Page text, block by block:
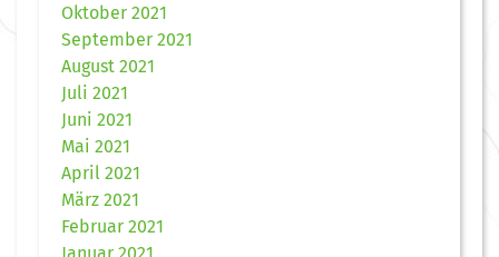
Oktober 2021
September 2021
August 2021
Juli 2021
Juni 2021
Mai 2021
April 2021
März 2021
Februar 2021